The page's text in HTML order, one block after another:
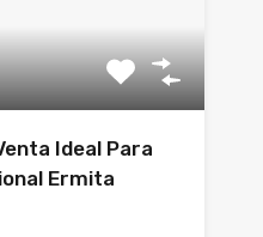
Ideal Para
Ermita